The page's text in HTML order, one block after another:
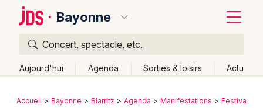
Bayonne
Concert, spectacle, etc.
Aujourd'hui Agenda Sorties & loisirs Actu
Publier un événement
Retour
Accueil Bayonne Biarritz Agenda Manifestations Festival
Quoi ?
Où ?